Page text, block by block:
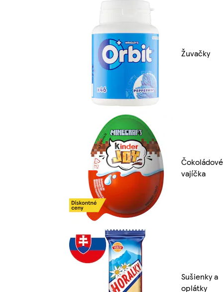
Žuvačky
Čokoládové
vajíčka
Sušienky a
oplátky